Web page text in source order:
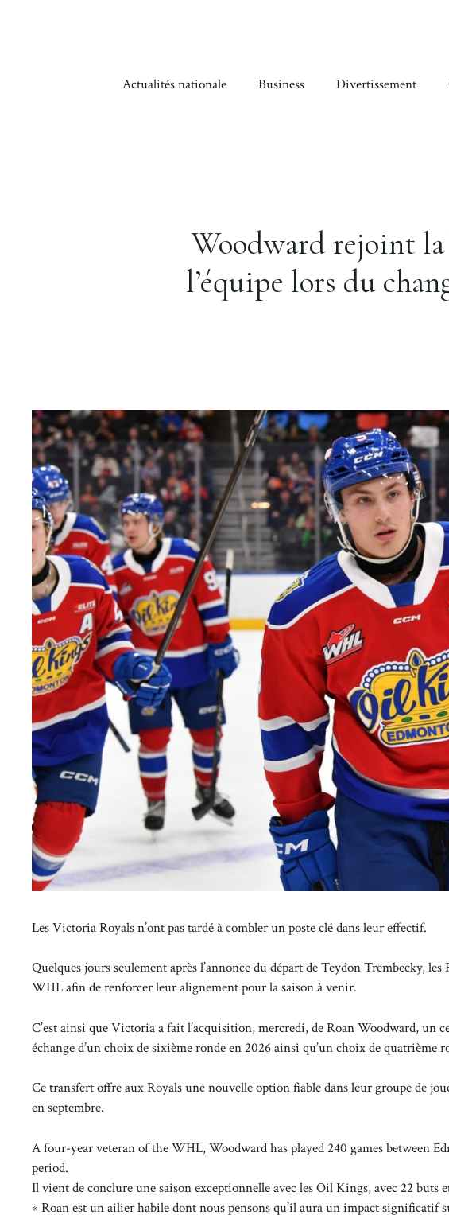
Actualités nationale Business Divertissement
Woodward rejoint
l’équipe lors du
Les Victoria Royals n’ont pas tardé à combler un poste clé dans leur effectif.
Quelques jours seulement après l’annonce du départ de Teydon Trembecky,
WHL afin de renforcer leur alignement pour la saison à venir.
C’est ainsi que Victoria a fait l’acquisition, mercredi, de Roan Woodward, un
échange d’un choix de sixième ronde en 2026 ainsi qu’un choix de quatrième
Ce transfert offre aux Royals une nouvelle option fiable dans leur groupe de
en septembre.
A four-year veteran of the WHL, Woodward has played 240 games between
period.
Il vient de conclure une saison exceptionnelle avec les Oil Kings, avec 22 buts
« Roan est un ailier habile dont nous pensons qu’il aura un impact significatif